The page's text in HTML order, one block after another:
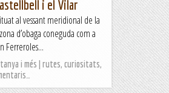
i el Vilar
al vessant meridional de la
d’obaga coneguda com a
Ferreroles...
i més | rutes, curiositats,